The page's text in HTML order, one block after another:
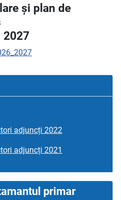
și plan de
2027
adjuncți 2022
adjuncți 2021
primar